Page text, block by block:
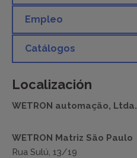
Empleo
Catálogos
Localización
WETRON automação, Ltda.
WETRON Matriz São Paulo
Rua Sulú, 13/19